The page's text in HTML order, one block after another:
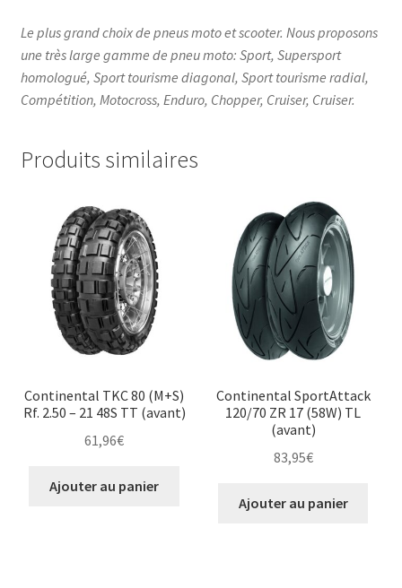
Le plus grand choix de pneus moto et scooter. Nous proposons
une très large gamme de pneu moto: Sport, Supersport
homologué, Sport tourisme diagonal, Sport tourisme radial,
Compétition, Motocross, Enduro, Chopper, Cruiser, Cruiser.
Produits similaires
Continental TKC 80 (M+S)
Rf. 2.50 – 21 48S TT (avant)
61,96€
Ajouter au panier
Continental SportAttack
120/70 ZR 17 (58W) TL
(avant)
83,95€
Ajouter au panier